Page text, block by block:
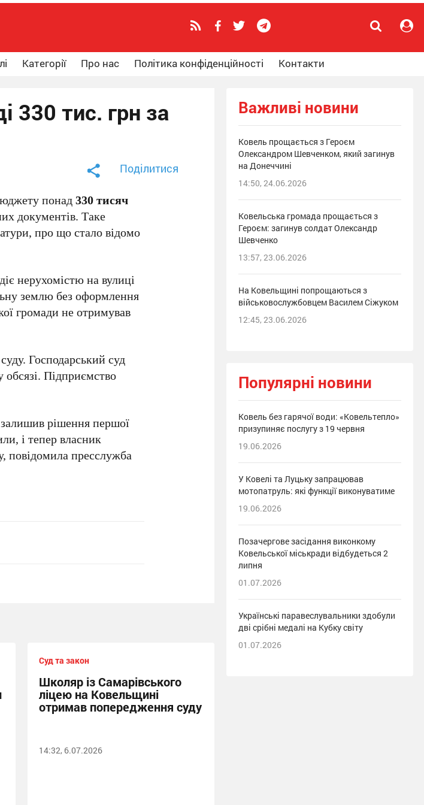
Категорії Про нас Політика конфіденційності Контакти
330 тис. грн за
Поділитися
понад330 тисяч
документів. Таке
про що стало відомо
нерухомістю на вулиці
землю без оформлення
громади не отримував
Господарський суд
обсязі. Підприємство
рішення першої
і тепер власник
повідомила пресслужба
Суд та закон
Школяр із Самарівського
ліцею на Ковельщині
отримав попередження суду
14:32, 6.07.2026
Важливі новини
Ковель прощається з Героєм
Олександром Шевченком, який загинув
на Донеччині
14:50, 24.06.2026
Ковельська громада прощається з
Героєм: загинув солдат Олександр
Шевченко
13:57, 23.06.2026
На Ковельщині попрощаються з
військовослужбовцем Василем Сіжуком
12:45, 23.06.2026
Популярні новини
Ковель без гарячої води: «Ковельтепло»
призупиняє послугу з 19 червня
19.06.2026
У Ковелі та Луцьку запрацював
мотопатруль: які функції виконуватиме
19.06.2026
Позачергове засідання виконкому
Ковельської міськради відбудеться 2
липня
01.07.2026
Українські паравеслувальники здобули
дві срібні медалі на Кубку світу
01.07.2026